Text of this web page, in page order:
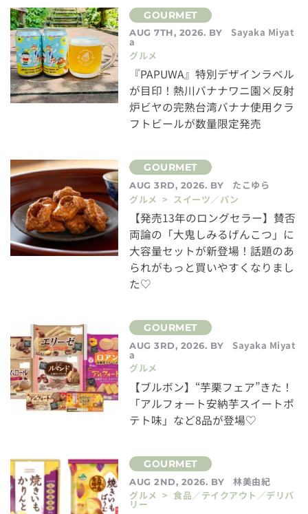
AUG 7TH, 2026. BY Sayaka Miyat
a
グルメ
『PAPUWA』特別デザインラベル
が目印！熱川バナナワニ園×反射
炉ビヤの完熟台湾バナナ使用クラ
フトビールが数量限定発売
AUG 3RD, 2026. BY
たこゆら
グルメ > スイーツ／パン
【発売13年のロングセラー】賛否
両論の「大鬼しみるげんこつ」に
大容量セットが新登場！話題のあ
られがもっと買いやすくなりまし
た♡
AUG 3RD, 2026. BY Sayaka Miyat
a
グルメ
【ブルボン】“芋栗フェア”きた！
「アルフォート安納芋スイートポ
テト味」など8品が登場♡
AUG 2ND, 2026. BY
林美由紀
グルメ > 食品／テイクアウト／デリバ
リー